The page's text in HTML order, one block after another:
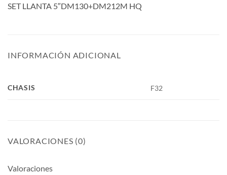
SET LLANTA 5″DM130+DM212M HQ
INFORMACIÓN ADICIONAL
CHASIS F32
VALORACIONES (0)
Valoraciones